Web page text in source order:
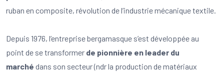
ruban en composite, révolution de l’industrie mécanique textile.
Depuis 1976, l’entreprise bergamasque s’est développée au
point de se transformer de pionnière en leader du
marché dans son secteur (ndr la production de matériaux